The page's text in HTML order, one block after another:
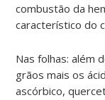
combustão da
característico do
Nas folhas: além
grãos mais os
ascórbico,